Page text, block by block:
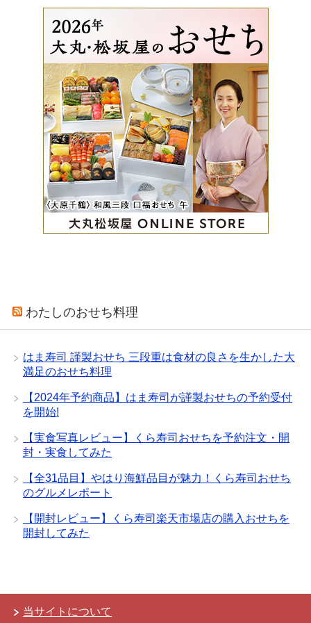
わたしのおせち料理
はま寿司 謹製おせち 三段重は食材の良さを生かした大
満足のおせち料理
【2024年予約商品】はま寿司が謹製おせちの予約受付
を開始!
【実食写真レビュー】くら寿司おせちを予約注文・開
封・実食してみた
【全31品目】やはり海鮮品目が魅力！くら寿司おせち
のグルメレポート
【開封レビュー】くら寿司楽天市場店の購入おせちを
開封してみた
当サイトについて